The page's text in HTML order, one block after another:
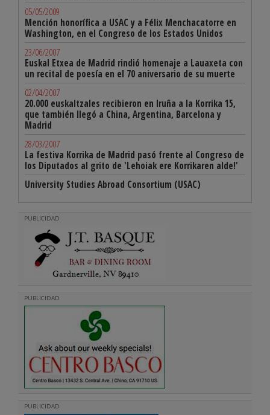
05/05/2009
Mención honorífica a USAC y a Félix Menchacatorre en
Washington, en el Congreso de los Estados Unidos
23/06/2007
Euskal Etxea de Madrid rindió homenaje a Lauaxeta con
un recital de poesía en el 70 aniversario de su muerte
02/04/2007
20.000 euskaltzales recibieron en Iruña a la Korrika 15,
que también llegó a China, Argentina, Barcelona y
Madrid
28/03/2007
La festiva Korrika de Madrid pasó frente al Congreso de
los Diputados al grito de 'Lehoiak ere Korrikaren alde!'
University Studies Abroad Consortium (USAC)
PUBLICIDAD
PUBLICIDAD
PUBLICIDAD